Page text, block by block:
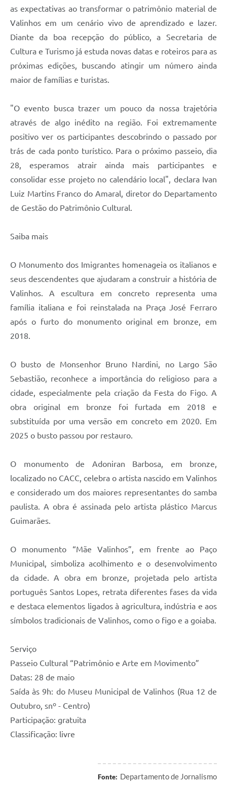
as expectativas ao transformar o patrimônio material de
Valinhos em um cenário vivo de aprendizado e lazer.
Diante da boa recepção do público, a Secretaria de
Cultura e Turismo já estuda novas datas e roteiros para as
próximas edições, buscando atingir um número ainda
maior de famílias e turistas.
"O evento busca trazer um pouco da nossa trajetória
através de algo inédito na região. Foi extremamente
positivo ver os participantes descobrindo o passado por
trás de cada ponto turístico. Para o próximo passeio, dia
28, esperamos atrair ainda mais participantes e
consolidar esse projeto no calendário local", declara Ivan
Luiz Martins Franco do Amaral, diretor do Departamento
de Gestão do Patrimônio Cultural.
Saiba mais
O Monumento dos Imigrantes homenageia os italianos e
seus descendentes que ajudaram a construir a história de
Valinhos. A escultura em concreto representa uma
família italiana e foi reinstalada na Praça José Ferraro
após o furto do monumento original em bronze, em
2018.
O busto de Monsenhor Bruno Nardini, no Largo São
Sebastião, reconhece a importância do religioso para a
cidade, especialmente pela criação da Festa do Figo. A
obra original em bronze foi furtada em 2018 e
substituída por uma versão em concreto em 2020. Em
2025 o busto passou por restauro.
O monumento de Adoniran Barbosa, em bronze,
localizado no CACC, celebra o artista nascido em Valinhos
e considerado um dos maiores representantes do samba
paulista. A obra é assinada pelo artista plástico Marcus
Guimarães.
O monumento “Mãe Valinhos”, em frente ao Paço
Municipal, simboliza acolhimento e o desenvolvimento
da cidade. A obra em bronze, projetada pelo artista
português Santos Lopes, retrata diferentes fases da vida
e destaca elementos ligados à agricultura, indústria e aos
símbolos tradicionais de Valinhos, como o figo e a goiaba.
Serviço
Passeio Cultural “Patrimônio e Arte em Movimento”
Datas: 28 de maio
Saída às 9h: do Museu Municipal de Valinhos (Rua 12 de
Outubro , snº - Centro)
Participação: gratuita
Classificação: livre
Fonte: Departamento de Jornalismo